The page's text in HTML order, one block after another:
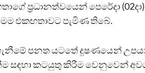
ප්‍රධානත්වයෙන් පෙරේදා
මෙම එකඟතාවට පැමිණ තිබේ.
පනත යටතේ දූෂණයෙන්
සඳහා කටයුතු කිරීම වෙනුවෙන්